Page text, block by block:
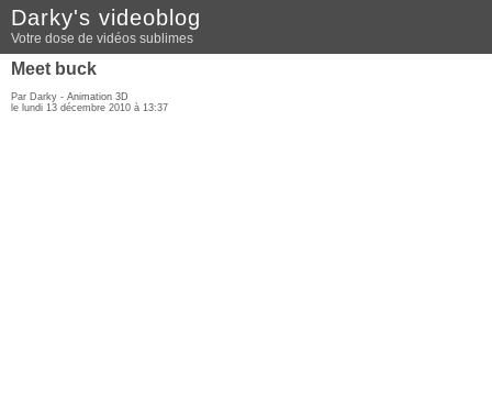
Darky's videoblog
Votre dose de vidéos sublimes
Meet buck
Par Darky - Animation 3D
le lundi 13 décembre 2010 à 13:37